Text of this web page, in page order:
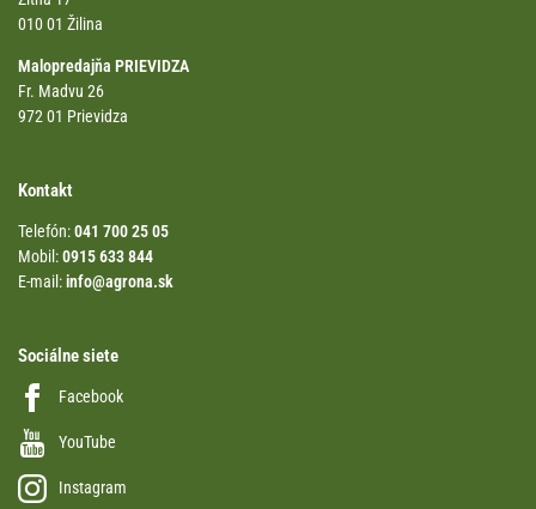
010 01 Žilina
Malopredajňa PRIEVIDZA
Fr. Madvu 26
972 01 Prievidza
Kontakt
Telefón:041 700 25 05
Mobil:0915 633 844
E-mail:info@agrona.sk
Sociálne siete
Facebook
YouTube
Instagram